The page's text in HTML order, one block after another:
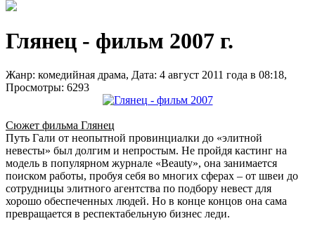
Глянец - фильм 2007 г.
Жанр: комедийная драма, Дата: 4 август 2011 года в 08:18,
Просмотры: 6293
Сюжет фильма Глянец
Путь Гали от неопытной провинциалки до «элитной
невесты» был долгим и непростым. Не пройдя кастинг на
модель в популярном журнале «Beauty», она занимается
поиском работы, пробуя себя во многих сферах – от швеи до
сотрудницы элитного агентства по подбору невест для
хорошо обеспеченных людей. Но в конце концов она сама
превращается в респектабельную бизнес леди.